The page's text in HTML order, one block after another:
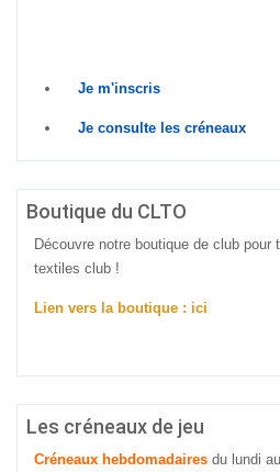
Je m'inscris
Je consulte les créneaux
Boutique du CLTO
Découvre notre boutique de club
textiles club !
Lien vers la boutique : ici
Les créneaux de jeu
Créneaux hebdomadaires du lundi